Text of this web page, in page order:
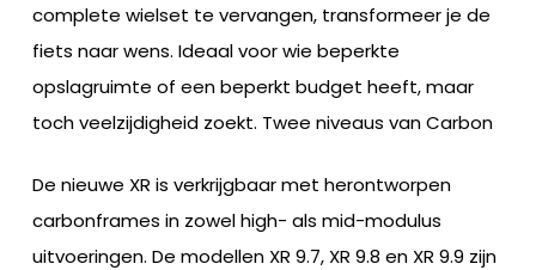
complete wielset te vervangen, transformeer je de
fiets naar wens. Ideaal voor wie beperkte
opslagruimte of een beperkt budget heeft, maar
toch veelzijdigheid zoekt. Twee niveaus van Carbon
De nieuwe XR is verkrijgbaar met herontworpen
carbonframes in zowel high- als mid-modulus
uitvoeringen. De modellen XR 9.7, XR 9.8 en XR 9.9 zijn